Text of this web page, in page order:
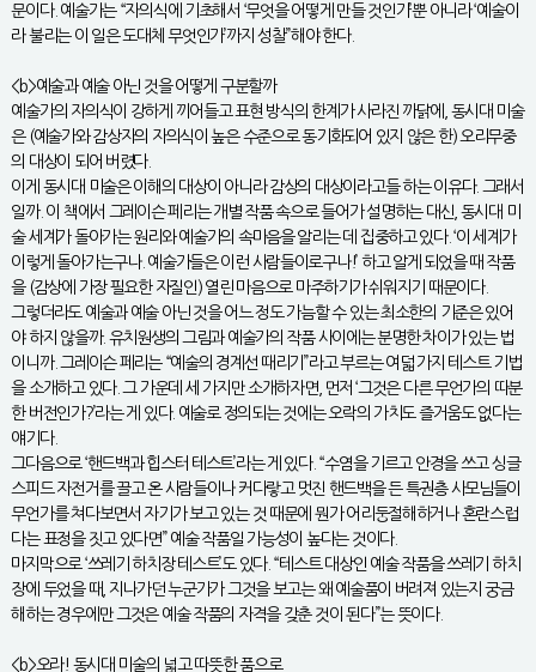
문이다. 예술가는 “자의식에 기초해서 ‘무엇을 어떻게 만들 것인가’뿐 아니라 ‘예술이
라 불리는 이 일은 도대체 무엇인가’까지 성찰”해야 한다.
<b>예술과 예술 아닌 것을 어떻게 구분할까
예술가의 자의식이 강하게 끼어들고 표현 방식의 한계가 사라진 까닭에, 동시대 미술
은 (예술가와 감상자의 자의식이 높은 수준으로 동기화되어 있지 않은 한) 오리무중
의 대상이 되어 버렸다.
이게 동시대 미술은 이해의 대상이 아니라 감상의 대상이라고들 하는 이유다. 그래서
일까. 이 책에서 그레이슨 페리는 개별 작품 속으로 들어가 설명하는 대신, 동시대 미
술 세계가 돌아가는 원리와 예술가의 속마음을 알리는 데 집중하고 있다. ‘이 세계가
이렇게 돌아가는구나. 예술가들은 이런 사람들이로구나!’ 하고 알게 되었을 때 작품
을 (감상에 가장 필요한 자질인) 열린 마음으로 마주하기가 쉬워지기 때문이다.
그렇더라도 예술과 예술 아닌 것을 어느 정도 가늠할 수 있는 최소한의 기준은 있어
야 하지 않을까. 유치원생의 그림과 예술가의 작품 사이에는 분명한 차이가 있는 법
이니까. 그레이슨 페리는 “예술의 경계선 때리기”라고 부르는 여덟 가지 테스트 기법
을 소개하고 있다. 그 가운데 세 가지만 소개하자면, 먼저 ‘그것은 다른 무언가의 따분
한 버전인가?’라는 게 있다. 예술로 정의되는 것에는 오락의 가치도 즐거움도 없다는
얘기다.
그다음으로 ‘핸드백과 힙스터 테스트’라는 게 있다. “수염을 기르고 안경을 쓰고 싱글
스피드 자전거를 끌고 온 사람들이나 커다랗고 멋진 핸드백을 든 특권층 사모님들이
무언가를 쳐다보면서 자기가 보고 있는 것 때문에 뭔가 어리둥절해하거나 혼란스럽
다는 표정을 짓고 있다면” 예술 작품일 가능성이 높다는 것이다.
마지막으로 ‘쓰레기 하치장 테스트’도 있다. “테스트 대상인 예술 작품을 쓰레기 하치
장에 두었을 때, 지나가던 누군가가 그것을 보고는 왜 예술품이 버려져 있는지 궁금
해하는 경우에만 그것은 예술 작품의 자격을 갖춘 것이 된다”는 뜻이다.
<b>오라! 동시대 미술의 넓고 따뜻한 품으로